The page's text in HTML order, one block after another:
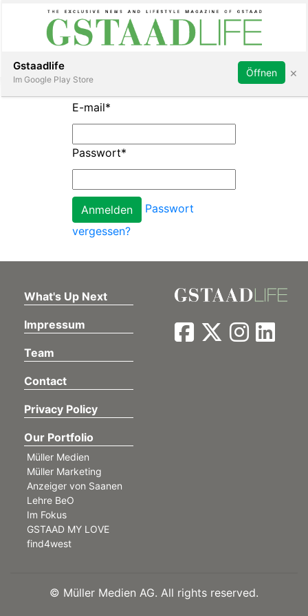
Subscribe Sign in
E-mail*
Passwort*
Passwort
vergessen?
What's Up Next
Impressum
Team
Contact
Privacy Policy
Our Portfolio
Müller Medien
Müller Marketing
Anzeiger von Saanen
Lehre BeO
Im Fokus
GSTAAD MY LOVE
find4west
© Müller Medien AG. All rights reserved.
Gstaadlife
Im Google Play Store
Öffnen ×